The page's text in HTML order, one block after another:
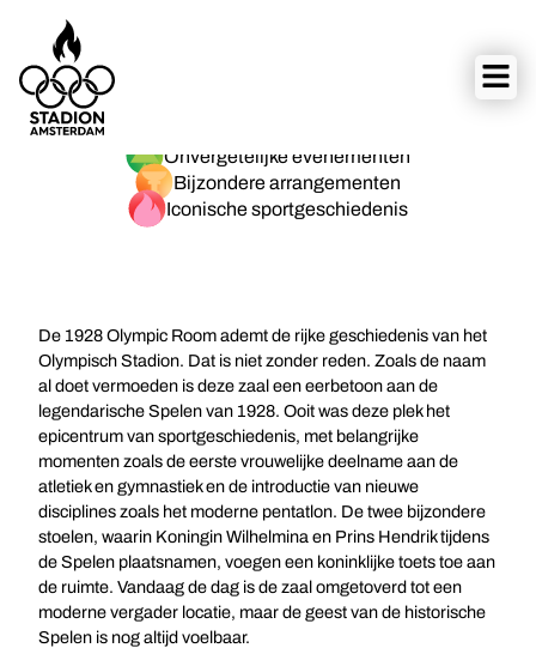
Onvergetelijke evenementen
Bijzondere arrangementen
Iconische sportgeschiedenis
De 1928 Olympic Room ademt de rijke geschiedenis van het
Olympisch Stadion. Dat is niet zonder reden. Zoals de naam
al doet vermoeden is deze zaal een eerbetoon aan de
legendarische Spelen van 1928. Ooit was deze plek het
epicentrum van sportgeschiedenis, met belangrijke
momenten zoals de eerste vrouwelijke deelname aan de
atletiek en gymnastiek en de introductie van nieuwe
disciplines zoals het moderne pentatlon. De twee bijzondere
stoelen, waarin Koningin Wilhelmina en Prins Hendrik tijdens
de Spelen plaatsnamen, voegen een koninklijke toets toe aan
de ruimte. Vandaag de dag is de zaal omgetoverd tot een
moderne vergader locatie, maar de geest van de historische
Spelen is nog altijd voelbaar.